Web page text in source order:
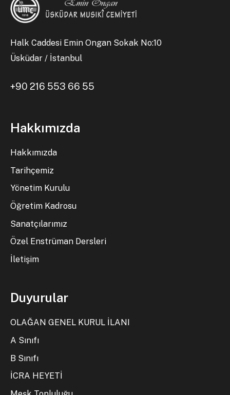
Halk Caddesi Emin Ongan Sokak No:10
Üsküdar / İstanbul
+90 216 553 66 55
Hakkımızda
Hakkımızda
Tarihçemiz
Yönetim Kurulu
Öğretim Kadrosu
Sanatçılarımız
Özel Enstrüman Dersleri
İletişim
Duyurular
OLAĞAN GENEL KURUL İLANI
A Sınıfı
B Sınıfı
İCRA HEYETİ